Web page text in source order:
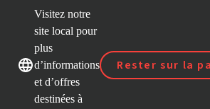
Visitez notre
site local pour
plus
d’informations
et d’offres
destinées à
Rester sur la
Nos marques